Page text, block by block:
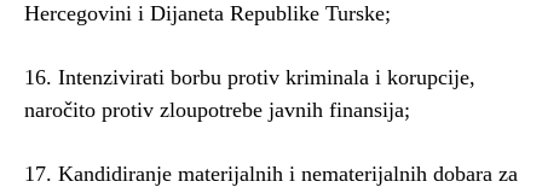
Hercegovini i Dijaneta Republike Turske;
16. Intenzivirati borbu protiv kriminala i korupcije,
naročito protiv zloupotrebe javnih finansija;
17. Kandidiranje materijalnih i nematerijalnih dobara za